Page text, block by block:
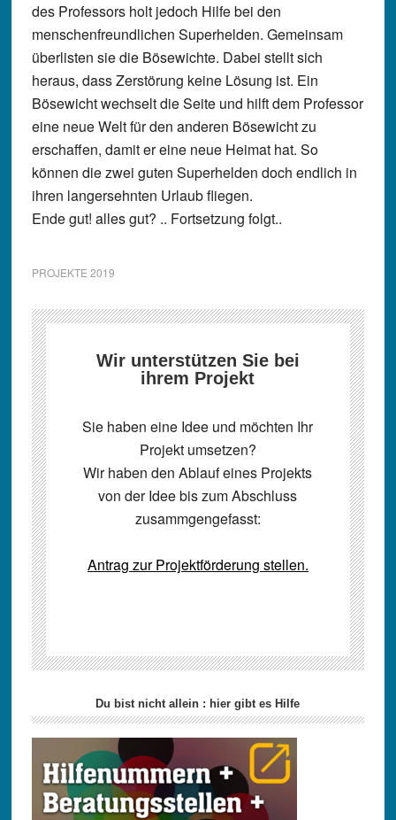
des Professors holt jedoch Hilfe bei den
menschenfreundlichen Superhelden. Gemeinsam
überlisten sie die Bösewichte. Dabei stellt sich
heraus, dass Zerstörung keine Lösung ist. Ein
Bösewicht wechselt die Seite und hilft dem Professor
eine neue Welt für den anderen Bösewicht zu
erschaffen, damit er eine neue Heimat hat. So
können die zwei guten Superhelden doch endlich in
ihren langersehnten Urlaub fliegen.
Ende gut! alles gut? .. Fortsetzung folgt..
PROJEKTE 2019
Wir unterstützen Sie bei
ihrem Projekt
Sie haben eine Idee und möchten Ihr
Projekt umsetzen?
Wir haben den Ablauf eines Projekts
von der Idee bis zum Abschluss
zusammgengefasst:
Antrag zur Projektförderung stellen.
SeitenspalteDu bist nicht allein : hier gibt es Hilfe